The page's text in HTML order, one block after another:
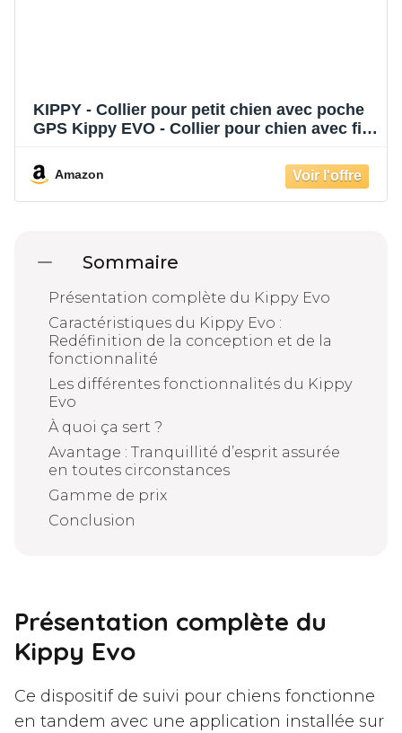
KIPPY - Collier pour petit chien avec poche
GPS Kippy EVO - Collier pour chien avec fil
confortable - Collier imperméable lavable
taille XS
Amazon
Sommaire
Présentation complète du Kippy Evo
Caractéristiques du Kippy Evo :
Redéfinition de la conception et de la
fonctionnalité
Les différentes fonctionnalités du Kippy
Evo
À quoi ça sert ?
Avantage : Tranquillité d’esprit assurée
en toutes circonstances
Gamme de prix
Conclusion
Présentation complète du
Kippy Evo
Ce dispositif de suivi pour chiens fonctionne
en tandem avec une application installée sur